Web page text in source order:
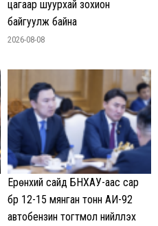
цагаар шуурхай зохион
байгуулж байна
2026-08-08
Ерөнхий сайд БНХАУ-аас сар
бүр 12-15 мянган тонн АИ-92
автобензин тогтмол нийлүүлэх